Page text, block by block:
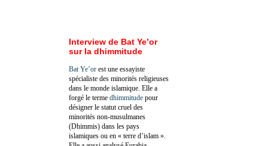
Interview de Bat Ye’or
sur la dhimmitude
Bat Ye’or est une essayiste
spécialiste des minorités religieuses
dans le monde islamique. Elle a
forgé le terme dhimmitude pour
désigner le statut cruel des
minorités non-musulmanes
(Dhimmis) dans les pays
islamiques ou en « terre d’islam ».